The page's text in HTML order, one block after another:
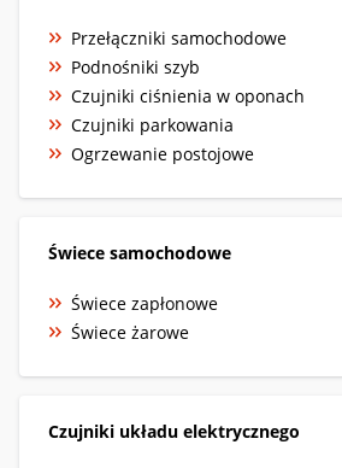
Przełączniki samochodowe
Podnośniki szyb
Czujniki ciśnienia w oponach
Czujniki parkowania
Ogrzewanie postojowe
Świece samochodowe
Świece zapłonowe
Świece żarowe
Czujniki układu elektrycznego